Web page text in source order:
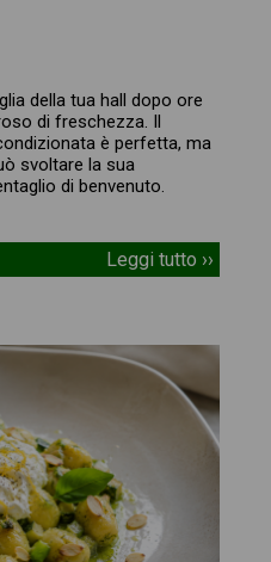
della tua hall dopo ore
di freschezza. Il
è perfetta, ma
svoltare la sua
di benvenuto.
Leggi tutto ››